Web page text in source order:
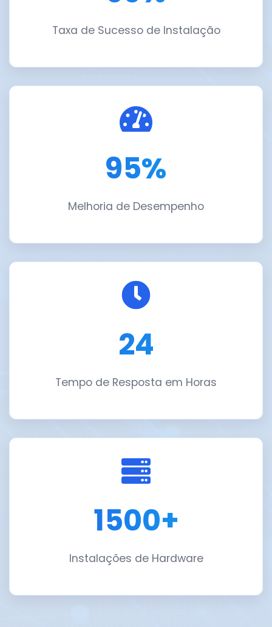
Taxa de Sucesso de Instalação
95%
Melhoria de Desempenho
24
Tempo de Resposta em Horas
1500+
Instalações de Hardware